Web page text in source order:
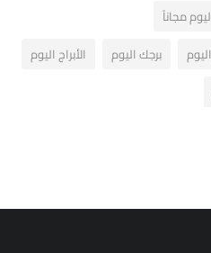
مجاناً
برجك اليوم
الأبراج اليوم